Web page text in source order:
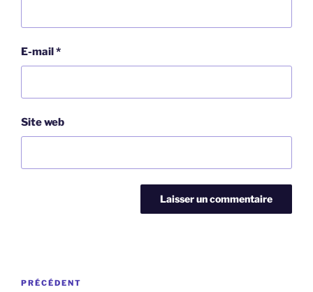
E-mail*
Site web
Navigation
Article
PRÉCÉDENT